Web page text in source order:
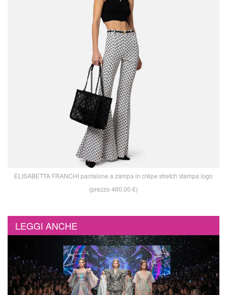
ELISABETTA FRANCHI pantalone a zampa in crêpe stretch stampa logo
(prezzo 460,00 €)
LEGGI ANCHE